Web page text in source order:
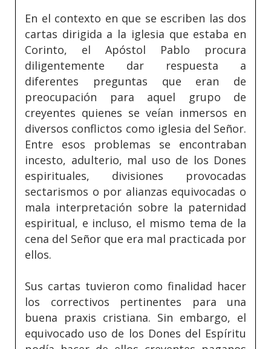
En el contexto en que se escriben las dos
cartas dirigida a la iglesia que estaba en
Corinto, el Apóstol Pablo procura
diligentemente dar respuesta a
diferentes preguntas que eran de
preocupación para aquel grupo de
creyentes quienes se veían inmersos en
diversos conflictos como iglesia del Señor.
Entre esos problemas se encontraban
incesto, adulterio, mal uso de los Dones
espirituales, divisiones provocadas
sectarismos o por alianzas equivocadas o
mala interpretación sobre la paternidad
espiritual, e incluso, el mismo tema de la
cena del Señor que era mal practicada por
ellos.
Sus cartas tuvieron como finalidad hacer
los correctivos pertinentes para una
buena praxis cristiana. Sin embargo, el
equivocado uso de los Dones del Espíritu